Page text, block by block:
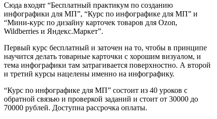
Сюда входят “Бесплатный практикум по созданию
инфографики для МП”, “Курс по инфографике для МП” и
“Мини-курс по дизайну карточек товаров для Ozon,
Wildberries и Яндекс.Маркет”.
Первый курс бесплатный и заточен на то, чтобы в принципе
научится делать товарные карточки с хорошим визуалом, и
тема инфографики там затрагивается поверхностно. А второй
и третий курсы нацелены именно на инфографику.
“Курс по инфографике для МП” состоит из 40 уроков с
обратной связью и проверкой заданий и стоит от 30000 до
70000 рублей. Доступна рассрочка оплаты.